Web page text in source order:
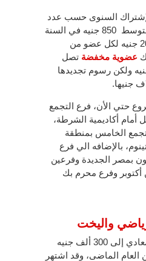
السنوى حسب عدد
أفراد الأسرة، وفي المتوسط 850 جنيه في السنة
للعضو الأساسي، و 200 جنيه لكل عضو من
عضوية مخفضة تصل
105 ألف جنيه ولكن رسوم تجديدها
لوادى دجلة 7 فروع حتي الأن، فرع التجمع
أمام أكاديمية الشرطة،
الخامس بمنطقة
بالإضافه الي فرع
بمصر الجديدة وفرعين
وفرع محرم بك
واليخت
إرتفع اشتراك نادي المعادي إلى 300 ألف جنيه
عن العام الماضى، وقد اشتهر